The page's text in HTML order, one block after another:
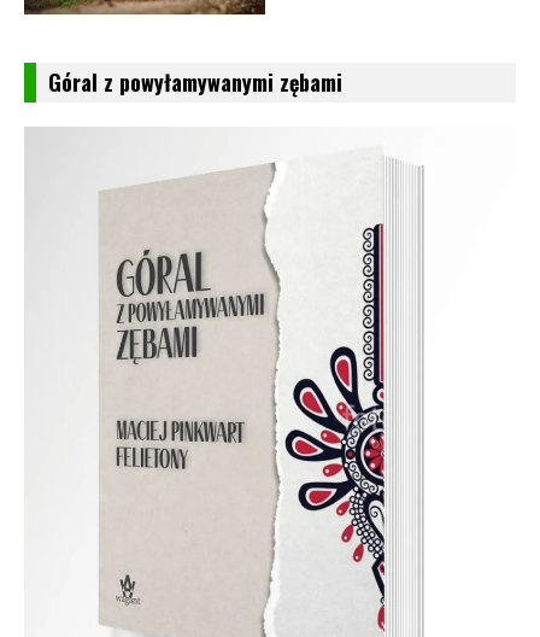
Góral z powyłamywanymi zębami